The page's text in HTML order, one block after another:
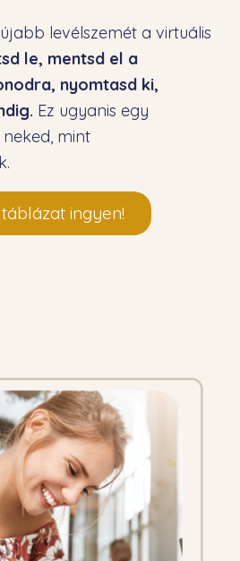
levélszemét a virtuális
le, mentsd el a
nyomtasd ki,
Ez ugyanis egy
mint
ingyen!